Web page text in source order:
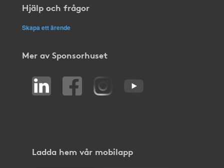
Hjälp och frågor
Skapa ett ärende
Mer av Sponsorhuset
Ladda hem vår mobilapp